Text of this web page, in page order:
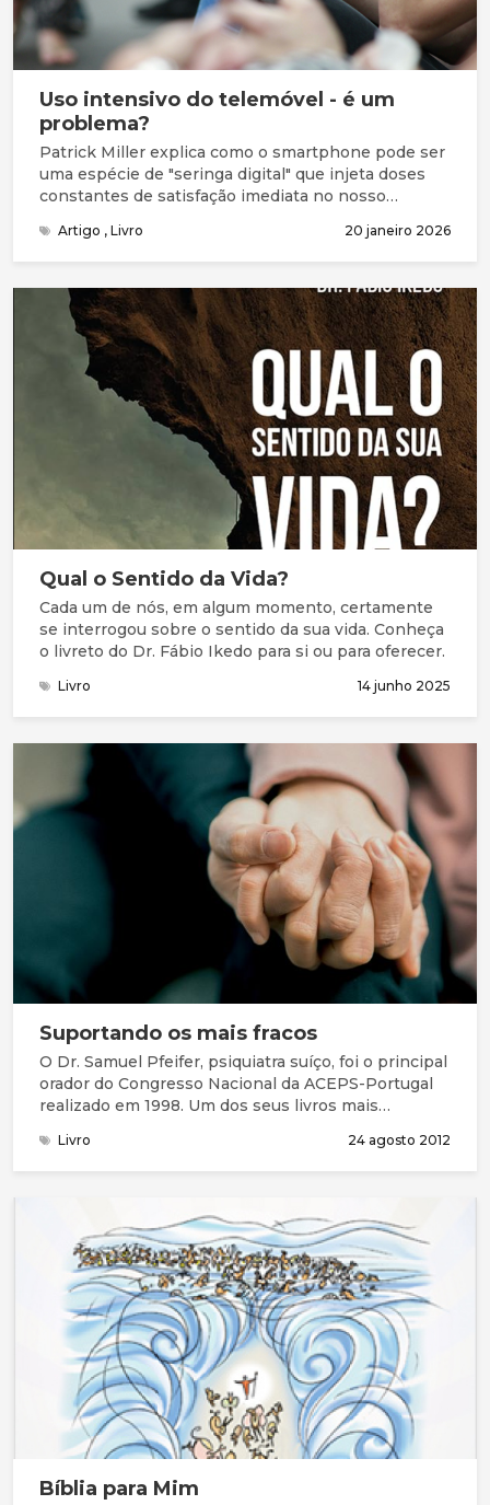
Uso intensivo do telemóvel - é um
problema?
Patrick Miller explica como o smartphone pode ser
uma espécie de "seringa digital" que injeta doses
constantes de satisfação imediata no nosso
Artigo , Livro 20 janeiro 2026
Qual o Sentido da Vida?
Cada um de nós, em algum momento, certamente
se interrogou sobre o sentido da sua vida. Conheça
o livreto do Dr. Fábio Ikedo para si ou para oferecer.
Livro 14 junho 2025
Suportando os mais fracos
O Dr. Samuel Pfeifer, psiquiatra suíço, foi o principal
orador do Congresso Nacional da ACEPS-Portugal
realizado em 1998. Um dos seus livros mais
Counselling and Contemporary Psychiatry, poderá
ser lido aqui.
Livro 24 agosto 2012
Bíblia para Mim